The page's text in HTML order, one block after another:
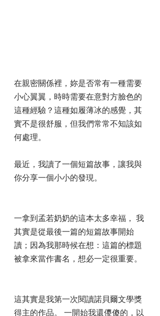
在親密關係裡，妳是否常有一種需要
小心翼翼，時時需要在意對方臉色的
這種經驗？這種如履薄冰的感覺，其
實不是很舒服，但我們常常不知該如
何處理。
最近，我讀了一個短篇故事，讓我與
你分享一個小小的發現。
一拿到孟若奶奶的這本太多幸福， 我
其實是從最後一篇的短篇故事開始
讀；因為我那時候在想：這篇的標題
被拿來當作書名，想必一定很重要。
這其實是我第一次閱讀諾貝爾文學獎
得主的作品。 一開始我還儍傻的，以